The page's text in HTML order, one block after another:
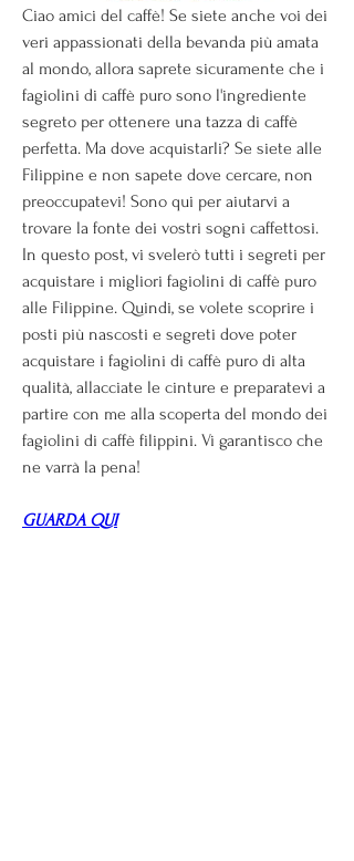
Ciao amici del caffè! Se siete anche voi dei
veri appassionati della bevanda più amata
al mondo, allora saprete sicuramente che i
fagiolini di caffè puro sono l'ingrediente
segreto per ottenere una tazza di caffè
perfetta. Ma dove acquistarli? Se siete alle
Filippine e non sapete dove cercare, non
preoccupatevi! Sono qui per aiutarvi a
trovare la fonte dei vostri sogni caffettosi.
In questo post, vi svelerò tutti i segreti per
acquistare i migliori fagiolini di caffè puro
alle Filippine. Quindi, se volete scoprire i
posti più nascosti e segreti dove poter
acquistare i fagiolini di caffè puro di alta
qualità, allacciate le cinture e preparatevi a
partire con me alla scoperta del mondo dei
fagiolini di caffè filippini. Vi garantisco che
ne varrà la pena!
GUARDA QUI